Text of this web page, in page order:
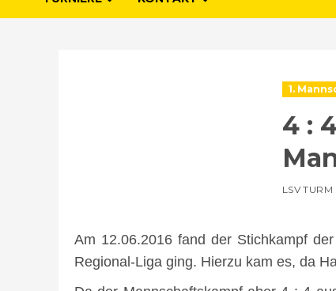
1.
4 :
LSV
Am 12.06.2016 fand der Stichkampf
Regional-Liga ging. Hierzu kam es, da